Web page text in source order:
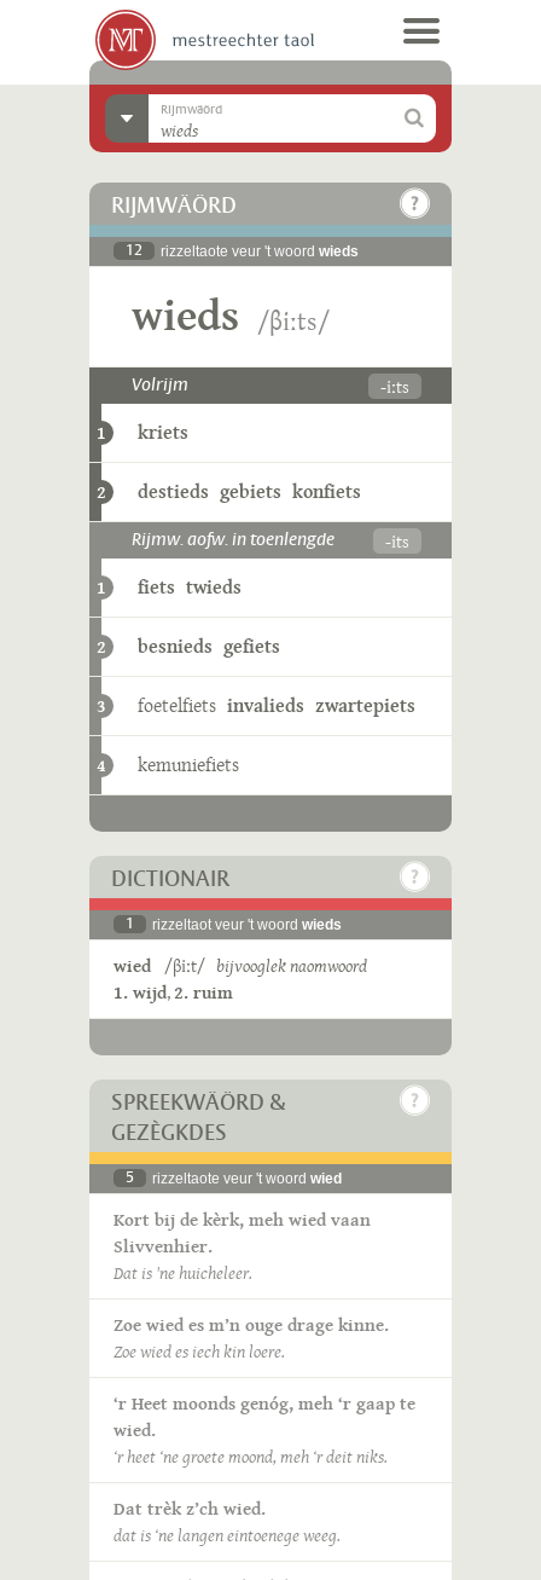
Rijmwäörd
RIJMWÄÖRD
12 rizzeltaote veur 't woord wieds
wieds /βiːts/
Volrijm -iːts
1 kriets
2 destieds gebiets konfiets
Rijmw. aofw. in toenlengde -its
1 fiets twieds
2 besnieds gefiets
3 foetelfiets invalieds zwartepiets
4 kemuniefiets
DICTIONAIR
1 rizzeltaot veur 't woord wieds
wied /βiːt/ bijvooglek naomwoord
1. wijd,2. ruim
SPREEKWÄÖRD &
GEZÈGKDES
5 rizzeltaote veur 't woord wied
Kort bij de kèrk, meh wied vaan
Slivvenhier.
Dat is 'ne huicheleer.
Zoe wied es m’n ouge drage kinne.
Zoe wied es iech kin loere.
‘r Heet moonds genóg, meh ‘r gaap te
wied.
‘r heet ‘ne groete moond, meh ‘r deit niks.
Dat trèk z’ch wied.
dat is ‘ne langen eintoenege weeg.